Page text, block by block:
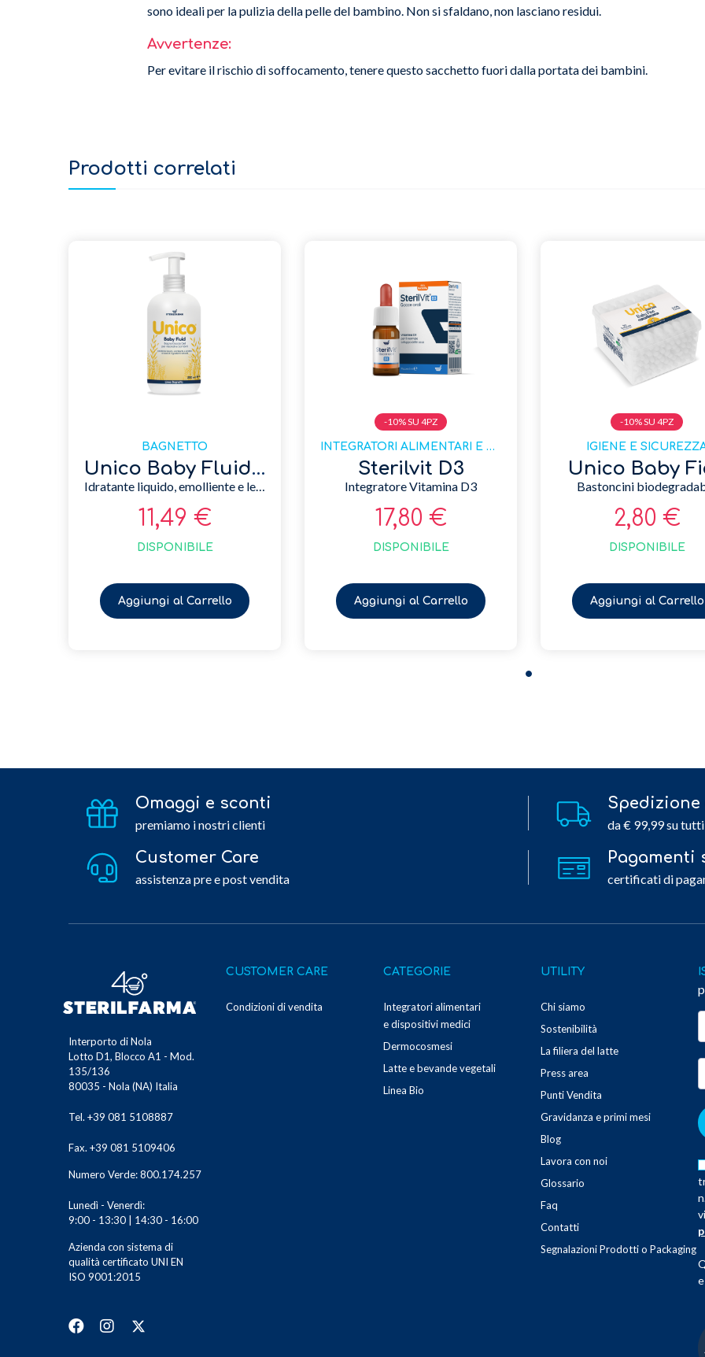
sono ideali per la pulizia della pelle del bambino. Non si sfaldano, non lasciano residui.
Avvertenze:
Per evitare il rischio di soffocamento, tenere questo sacchetto fuori dalla portata dei bambini.
Prodotti correlati
BAGNETTO
Unico Baby Fluid 250 ml
11,49 €
DISPONIBILE
Aggiungi al Carrello
-10% SU 4PZ
INTEGRATORI ALIMENTARI E DISPOSITIVI MEDICI
Sterilvit D3
Integratore Vitamina D3
17,80 €
DISPONIBILE
Aggiungi al Carrello
-10% SU 4PZ
IGIENE E
Unico Baby
Bastoncini
2,80 €
DISPONIBILE
Aggiungi al Carrello
Omaggi e sconti
premiamo i nostri clienti da € 99,99 su
Customer Care
assistenza pre e post vendita
Pagamenti
certificati di
Interporto di Nola
Lotto D1, Blocco A1 - Mod.
135/136
80035 - Nola (NA) Italia
Tel. +39 081 5108887
Fax. +39 081 5109406
Numero Verde: 800.174.257
Lunedì - Venerdì:
9:00 - 13:30 | 14:30 - 16:00
Azienda con sistema di
qualità certificato UNI EN
ISO 9001:2015
CUSTOMER CARE
Condizioni di vendita
CATEGORIE
Integratori alimentari
e dispositivi medici
Dermocosmesi
Latte e bevande vegetali
Linea Bio
UTILITY
Chi siamo
Sostenibilità
La filiera del latte
Press area
Punti Vendita
Gravidanza e primi mesi
Blog
Lavora con noi
Glossario
Faq
Contatti
Segnalazioni Prodotti o Packaging
e